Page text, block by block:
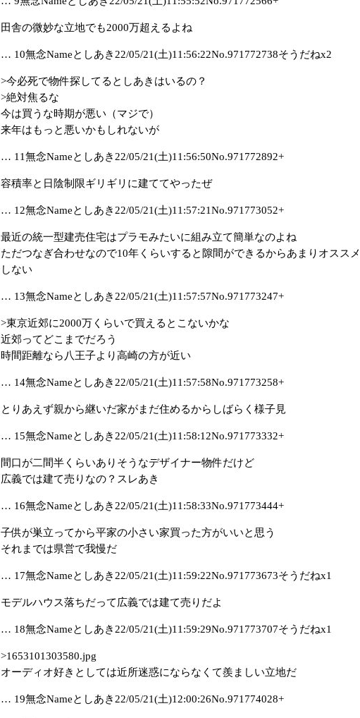
田舎の微妙な立地でも2000万超えるよね
… 10無念Nameとしあき22/05/21(土)11:56:22No.971772738そうだねx2
>今必死で物件探してるとしあきはいるの？
>絶対焦るな
今は買うな時期が悪い（マジで）
来年はもっと悪いかもしれないが
… 11無念Nameとしあき22/05/21(土)11:56:50No.971772892+
容積率と日陰制限ギリギリに建ててやったぜ
… 12無念Nameとしあき22/05/21(土)11:57:21No.971773052+
最近の統一型建売住宅はプラモみたいに組み立て簡単なのよね
ただつなぎ合わせなので10年くらいすると隙間ができるからあまりオススメ
しない
… 13無念Nameとしあき22/05/21(土)11:57:57No.971773247+
>東京近郊に2000万くらいで買えるとこないかな
近郊ってどこまでだろう
時間距離なら八王子より高崎の方が近い
… 14無念Nameとしあき22/05/21(土)11:57:58No.971773258+
とりあえず親から継いだ家がまだ住めるからしばらく様子見
… 15無念Nameとしあき22/05/21(土)11:58:12No.971773332+
間口が二間半くらいありそうなデザイナー物件だけど
広義では建て売りなの？スレあき
… 16無念Nameとしあき22/05/21(土)11:58:33No.971773444+
子供が巣立ってから平家の小さい家買った方がいいと思う
それまでは県営で我慢だ
… 17無念Nameとしあき22/05/21(土)11:59:22No.971773673そうだねx1
モデルハウス落ちだって広義では建て売りだよ
… 18無念Nameとしあき22/05/21(土)11:59:29No.971773707そうだねx1
>1653101303580.jpg
オーディオ好きとしては近所迷惑にならなくて羨ましい立地だ
… 19無念Nameとしあき22/05/21(土)12:00:26No.971774028+